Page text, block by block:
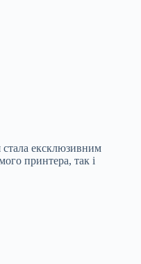
стала ексклюзивним
принтера, так і